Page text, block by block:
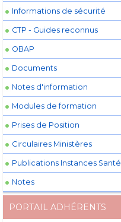
Informations de sécurité
CTP - Guides reconnus
OBAP
Documents
Notes d'information
Modules de formation
Prises de Position
Circulaires Ministères
Publications Instances Santé
Notes
PORTAIL ADHÉRENTS